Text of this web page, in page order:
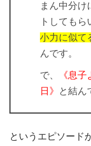
まん中分け
トしてもら
小力に似て
んです。
で、
《息
日》
と結ん
というエピソード